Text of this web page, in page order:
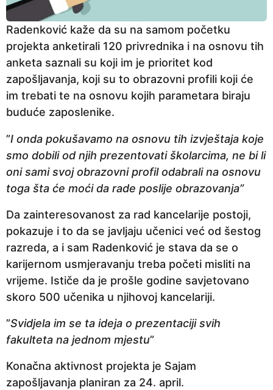
Radenković kaže da su na samom početku
projekta anketirali 120 privrednika i na osnovu tih
anketa saznali su koji im je prioritet kod
zapošljavanja, koji su to obrazovni profili koji će
im trebati te na osnovu kojih parametara biraju
buduće zaposlenike.
”I onda pokušavamo na osnovu tih izvještaja koje
smo dobili od njih prezentovati školarcima, ne bi li
oni sami svoj obrazovni profil odabrali na osnovu
toga šta će moći da rade poslije obrazovanja”
Da zainteresovanost za rad kancelarije postoji,
pokazuje i to da se javljaju učenici već od šestog
razreda, a i sam Radenković je stava da se o
karijernom usmjeravanju treba početi misliti na
vrijeme. Ističe da je prošle godine savjetovano
skoro 500 učenika u njihovoj kancelariji.
”Svidjela im se ta ideja o prezentaciji svih
fakulteta na jednom mjestu”
Konačna aktivnost projekta je Sajam
zapošljavanja planiran za 24. april.